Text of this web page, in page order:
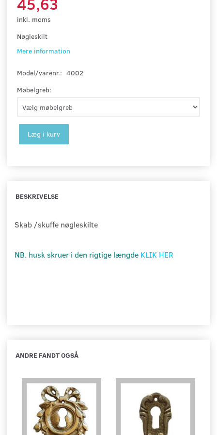
inkl. moms
Nøgleskilt
Mere information
Model/varenr.: 4002
Møbelgreb:
Læg i kurv
BESKRIVELSE
Skab /skuffe nøgleskilte
NB. husk skruer i den rigtige længde KLIK HER
ANDRE FANDT OGSÅ